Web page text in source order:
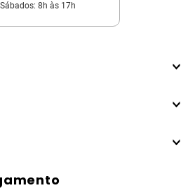
Sábados: 8h às 17h